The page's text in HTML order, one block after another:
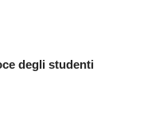
degli studenti